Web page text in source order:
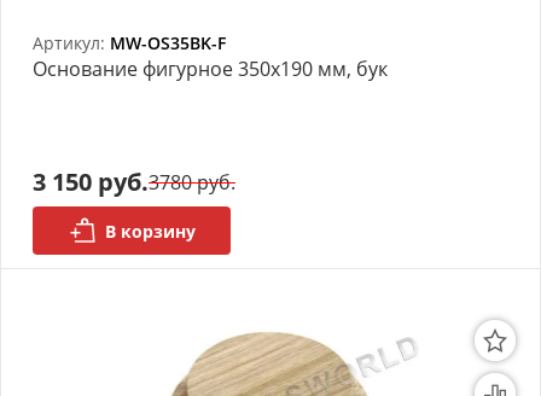
Артикул: MW-OS35BK-F
Основание фигурное 350х190 мм, бук
3 150 руб.3780 руб.
В корзину